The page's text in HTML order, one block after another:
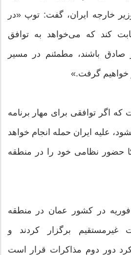
خارجه ایران، گفت: توپ «در
کند که می‌خواهد به توافق
صادق باشند، مطمئنم در مسیر
خواهیم گرفت.»
اگر توافقی برای مهار برنامه
علیه ایران حمله انجام خواهد
حضور نظامی خود را در منطقه
فوریه در کشور عمان در منطقه
غیرمستقیم برگزار کردند و
دور دوم مذاکرات قرار است